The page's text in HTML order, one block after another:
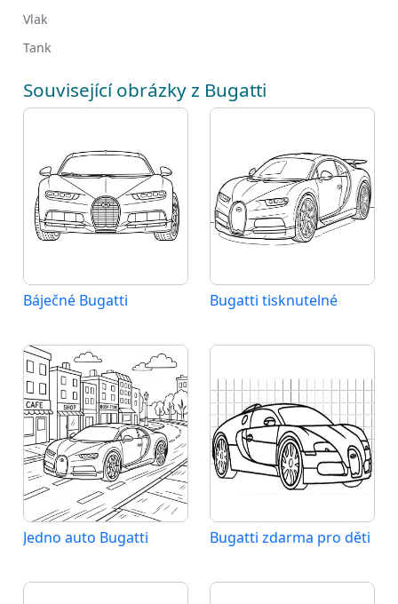
Vlak
Tank
Související obrázky z Bugatti
Báječné Bugatti Bugatti tisknutelné
Jedno auto Bugatti Bugatti zdarma pro děti